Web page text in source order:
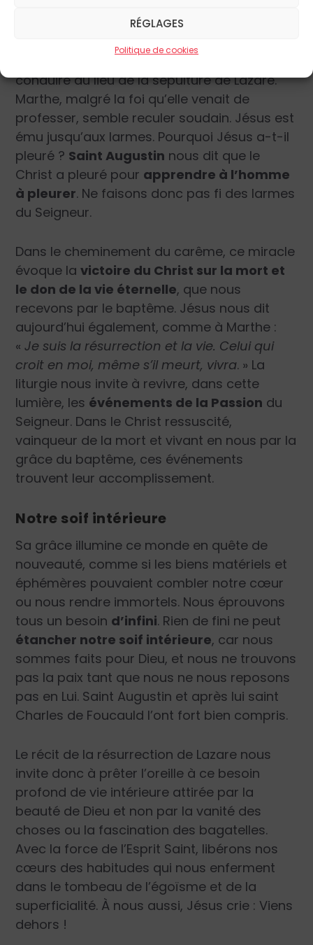
RÉGLAGES
Politique de cookies
Maître est là qui t’appelle.
Puis, Jésus va accomplir le miracle. Il se fait
conduire au lieu de la sépulture de Lazare.
Marthe, malgré la foi qu’elle venait de
professer, semble reculer soudain. Jésus est
ému jusqu’aux larmes. Pourquoi Jésus a-t-il
pleuré ? Saint Augustin nous dit que le
Christ a pleuré pour apprendre à l’homme
à pleurer. Ne faisons donc pas fi des larmes
du Seigneur.
Dans le cheminement du carême, ce miracle
évoque lavictoire du Christ sur la mort et
le don de la vie éternelle, que nous
recevons par le baptême. Jésus nous dit
aujourd’hui également, comme à Marthe :
« Je suis la résurrection et la vie. Celui qui
croit en moi, même s’il meurt, vivra. » La
liturgie nous invite à revivre, dans cette
lumière, les événements de la Passion du
Seigneur. Dans le Christ ressuscité,
vainqueur de la mort et vivant en nous par la
grâce du baptême, ces événements
trouvent leur accomplissement.
Notre soif intérieure
Sa grâce illumine ce monde en quête de
nouveauté, comme si les biens matériels et
éphémères pouvaient combler notre cœur
ou nous rendre immortels. Nous éprouvons
tous un besoin d’infini. Rien de fini ne peut
étancher notre soif intérieure, car nous
sommes faits pour Dieu, et nous ne trouvons
pas la paix tant que nous ne nous reposons
pas en Lui. Saint Augustin et après lui saint
Charles de Foucauld l’ont fort bien compris.
Le récit de la résurrection de Lazare nous
invite donc à prêter l’oreille à ce besoin
profond de vie intérieure attirée par la
beauté de Dieu et non par la vanité des
choses ou la fascination des bagatelles.
Avec la force de l’Esprit Saint, libérons nos
cœurs des habitudes qui nous enferment
dans le tombeau de l’égoïsme et de la
superficialité. À nous aussi, Jésus crie : Viens
dehors !